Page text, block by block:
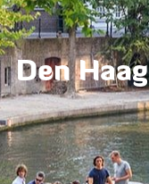
Den Haag